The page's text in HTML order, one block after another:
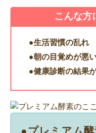
こんな方
●生活習慣の乱れ
●朝の目覚めが悪
●健康診断の結果